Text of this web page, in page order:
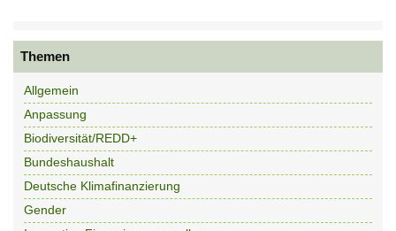
Themen
Allgemein
Anpassung
Biodiversität/REDD+
Bundeshaushalt
Deutsche Klimafinanzierung
Gender